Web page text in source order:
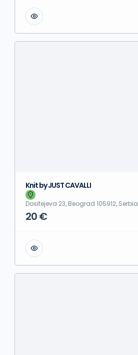
Knit by JUST CAVALLI
Dositejeva 23, Beograd 105912, Serbia
20 €